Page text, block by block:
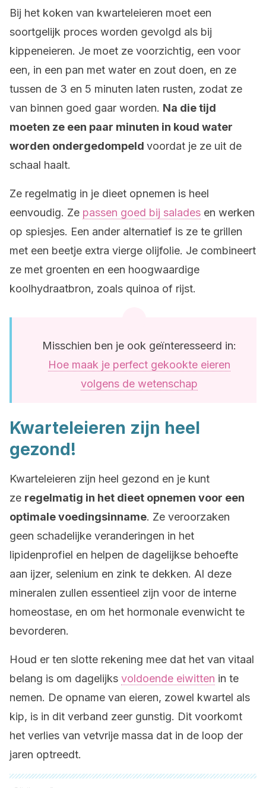
Bij het koken van kwarteleieren moet een
soortgelijk proces worden gevolgd als bij
kippeneieren. Je moet ze voorzichtig, een voor
een, in een pan met water en zout doen, en ze
tussen de 3 en 5 minuten laten rusten, zodat ze
van binnen goed gaar worden. Na die tijd
moeten ze een paar minuten in koud water
worden ondergedompeld voordat je ze uit de
schaal haalt.
Ze regelmatig in je dieet opnemen is heel
eenvoudig. Ze passen goed bij salades en werken
op spiesjes. Een ander alternatief is ze te grillen
met een beetje extra vierge olijfolie. Je combineert
ze met groenten en een hoogwaardige
koolhydraatbron, zoals quinoa of rijst.
Misschien ben je ook geïnteresseerd in:
Hoe maak je perfect gekookte eieren
volgens de wetenschap
Kwarteleieren zijn heel
gezond!
Kwarteleieren zijn heel gezond en je kunt
ze regelmatig in het dieet opnemen voor een
optimale voedingsinname. Ze veroorzaken
geen schadelijke veranderingen in het
lipidenprofiel en helpen de dagelijkse behoefte
aan ijzer, selenium en zink te dekken. Al deze
mineralen zullen essentieel zijn voor de interne
homeostase, en om het hormonale evenwicht te
bevorderen.
Houd er ten slotte rekening mee dat het van vitaal
belang is om dagelijks voldoende eiwitten in te
nemen. De opname van eieren, zowel kwartel als
kip, is in dit verband zeer gunstig. Dit voorkomt
het verlies van vetvrije massa dat in de loop der
jaren optreedt.